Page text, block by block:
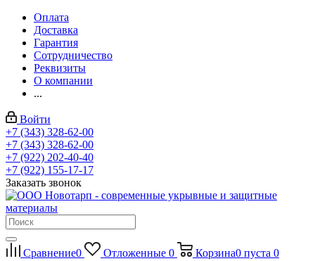
Оплата
Доставка
Гарантия
Сотрудничество
Реквизиты
О компании
...
Войти
+7 (343) 328-62-00
+7 (343) 328-62-00
+7 (922) 202-40-40
+7 (922) 155-17-17
Заказать звонок
Сравнение0 Отложенные 0 Корзина0 пуста 0